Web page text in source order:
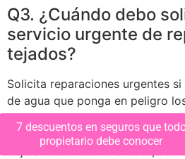
Q3. ¿Cuándo debo
servicio urgente de
tejados?
Solicita reparaciones urgentes
de agua que ponga en peligro
daños estructurales como
pandeos graves, o una pérdida
deje al descubierto la base,
7 descuentos en seguros que
propietario debe conocer